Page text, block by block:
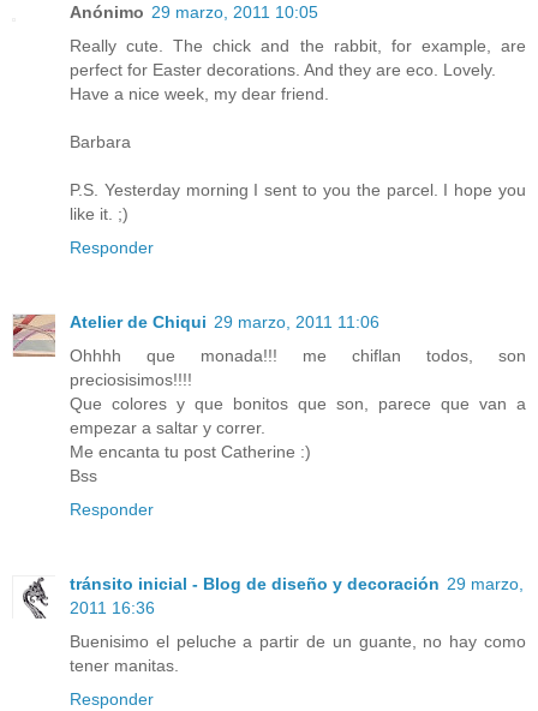
Anónimo 29 marzo, 2011 10:05
Really cute. The chick and the rabbit, for example, are
perfect for Easter decorations. And they are eco. Lovely.
Have a nice week, my dear friend.
Barbara
P.S. Yesterday morning I sent to you the parcel. I hope you
like it. ;)
Responder
Atelier de Chiqui 29 marzo, 2011 11:06
Ohhhh que monada!!! me chiflan todos, son
preciosisimos!!!!
Que colores y que bonitos que son, parece que van a
empezar a saltar y correr.
Me encanta tu post Catherine :)
Bss
Responder
tránsito inicial - Blog de diseño y decoración 29 marzo,
2011 16:36
Buenisimo el peluche a partir de un guante, no hay como
tener manitas.
Responder